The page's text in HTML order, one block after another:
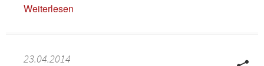
Weiterlesen
23.04.2014